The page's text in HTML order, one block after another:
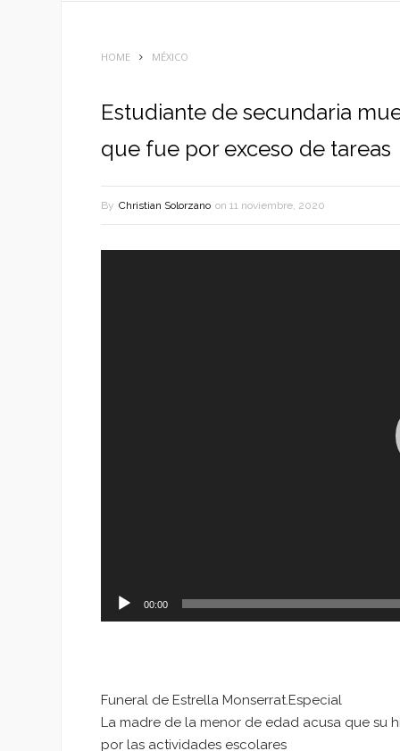
HOME MÉXICO
Estudiante de secundaria
que fue por exceso de tareas
By Christian Solorzano on 11 noviembre, 2020
00:00
Funeral de Estrella Monserrat.Especial
La madre de la menor de edad acusa que su
por las actividades escolares